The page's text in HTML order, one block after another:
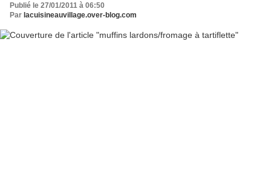
Publié le 27/01/2011 à 06:50
Par lacuisineauvillage.over-blog.com